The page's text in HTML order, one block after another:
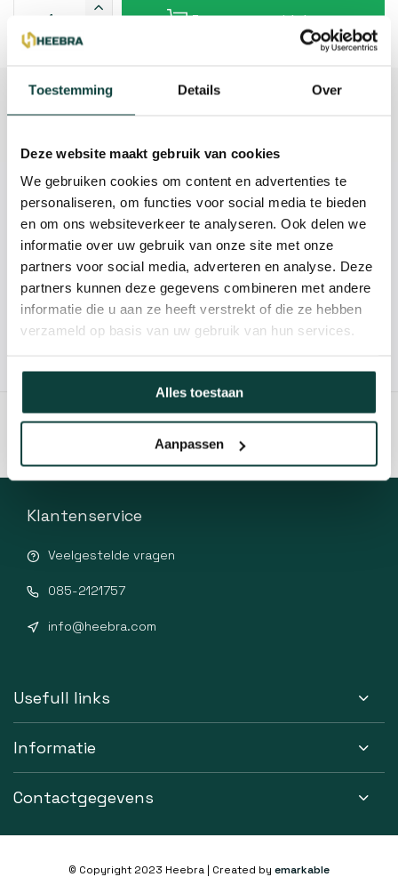
Toestemming Details Over
Deze website maakt gebruik van cookies
We gebruiken cookies om content en advertenties te
personaliseren, om functies voor social media te bieden
en om ons websiteverkeer te analyseren. Ook delen we
informatie over uw gebruik van onze site met onze
partners voor social media, adverteren en analyse. Deze
partners kunnen deze gegevens combineren met andere
informatie die u aan ze heeft verstrekt of die ze hebben
verzameld op basis van uw gebruik van hun services.
Alles toestaan
Aanpassen
Toevoegen aan winkelwagen
Beschrijving
Kunnen we je helpen?
085-2121757
info@heebra.com
10% korting!
Klantenservice
Veelgestelde vragen
085-2121757
info@heebra.com
Usefull links
Informatie
Contactgegevens
© Copyright 2023 Heebra | Created by emarkable